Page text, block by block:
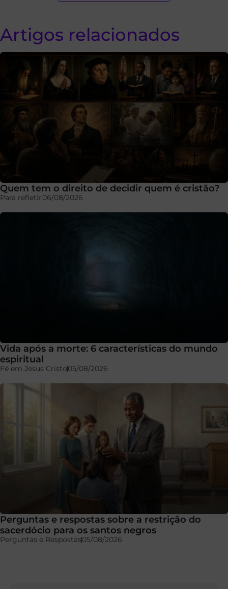
Artigos relacionados
Quem tem o direito de decidir quem é cristão?
Para refletir06/08/2026
Vida após a morte: 6 características do mundo
espiritual
Fé em Jesus Cristo05/08/2026
Perguntas e respostas sobre a restrição do
sacerdócio para os santos negros
Perguntas e Respostas05/08/2026